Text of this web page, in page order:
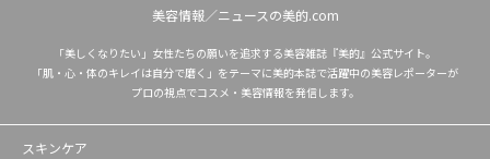
美容情報／ニュースの美的.com
「美しくなりたい」女性たちの願いを追求する美容雑誌『美的』公式サイト。
「肌・心・体のキレイは自分で磨く」をテーマに美的本誌で活躍中の美容レポーターが
プロの視点でコスメ・美容情報を発信します。
スキンケア